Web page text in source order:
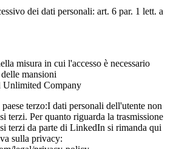
dei dati personali: art. 6 par. 1 lett. a
misura in cui l'accesso è necessario
mansioni
Company
terzo:I dati personali dell'utente non
terzi. Per quanto riguarda la trasmissione
terzi da parte di LinkedIn si rimanda qui
sulla privacy: